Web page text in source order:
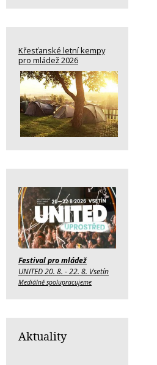
Křesťanské letní kempy
pro mládež 2026
Festival pro mládež
UNITED 20. 8. - 22. 8. Vsetín
Mediálně spolupracujeme
Aktuality